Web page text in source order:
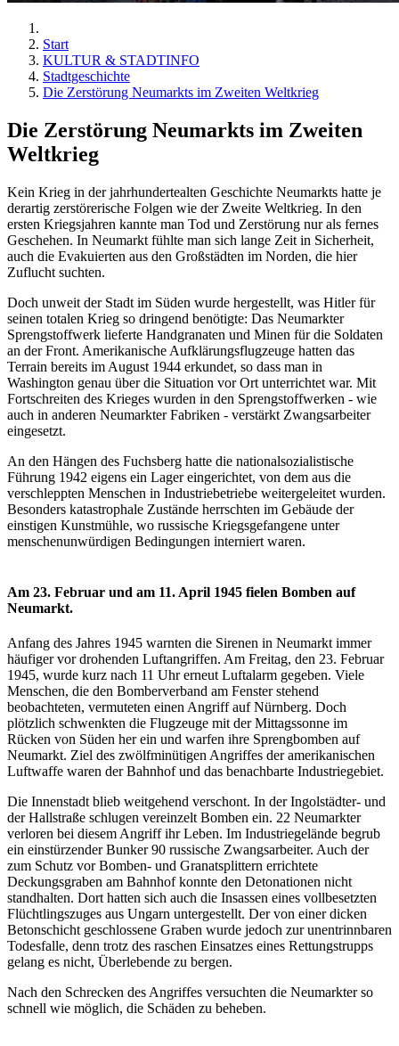
Start
KULTUR & STADTINFO
Stadtgeschichte
Die Zerstörung Neumarkts im Zweiten Weltkrieg
Die Zerstörung Neumarkts im Zweiten
Weltkrieg
Kein Krieg in der jahrhundertealten Geschichte Neumarkts hatte je
derartig zerstörerische Folgen wie der Zweite Weltkrieg. In den
ersten Kriegsjahren kannte man Tod und Zerstörung nur als fernes
Geschehen. In Neumarkt fühlte man sich lange Zeit in Sicherheit,
auch die Evakuierten aus den Großstädten im Norden, die hier
Zuflucht suchten.
Doch unweit der Stadt im Süden wurde hergestellt, was Hitler für
seinen totalen Krieg so dringend benötigte: Das Neumarkter
Sprengstoffwerk lieferte Handgranaten und Minen für die Soldaten
an der Front. Amerikanische Aufklärungsflugzeuge hatten das
Terrain bereits im August 1944 erkundet, so dass man in
Washington genau über die Situation vor Ort unterrichtet war. Mit
Fortschreiten des Krieges wurden in den Sprengstoffwerken - wie
auch in anderen Neumarkter Fabriken - verstärkt Zwangsarbeiter
eingesetzt.
An den Hängen des Fuchsberg hatte die nationalsozialistische
Führung 1942 eigens ein Lager eingerichtet, von dem aus die
verschleppten Menschen in Industriebetriebe weitergeleitet wurden.
Besonders katastrophale Zustände herrschten im Gebäude der
einstigen Kunstmühle, wo russische Kriegsgefangene unter
menschenunwürdigen Bedingungen interniert waren.
Am 23. Februar und am 11. April 1945 fielen Bomben auf
Neumarkt.
Anfang des Jahres 1945 warnten die Sirenen in Neumarkt immer
häufiger vor drohenden Luftangriffen. Am Freitag, den 23. Februar
1945, wurde kurz nach 11 Uhr erneut Luftalarm gegeben. Viele
Menschen, die den Bomberverband am Fenster stehend
beobachteten, vermuteten einen Angriff auf Nürnberg. Doch
plötzlich schwenkten die Flugzeuge mit der Mittagssonne im
Rücken von Süden her ein und warfen ihre Sprengbomben auf
Neumarkt. Ziel des zwölfminütigen Angriffes der amerikanischen
Luftwaffe waren der Bahnhof und das benachbarte Industriegebiet.
Die Innenstadt blieb weitgehend verschont. In der Ingolstädter- und
der Hallstraße schlugen vereinzelt Bomben ein. 22 Neumarkter
verloren bei diesem Angriff ihr Leben. Im Industriegelände begrub
ein einstürzender Bunker 90 russische Zwangsarbeiter. Auch der
zum Schutz vor Bomben- und Granatsplittern errichtete
Deckungsgraben am Bahnhof konnte den Detonationen nicht
standhalten. Dort hatten sich auch die Insassen eines vollbesetzten
Flüchtlingszuges aus Ungarn untergestellt. Der von einer dicken
Betonschicht geschlossene Graben wurde jedoch zur unentrinnbaren
Todesfalle, denn trotz des raschen Einsatzes eines Rettungstrupps
gelang es nicht, Überlebende zu bergen.
Nach den Schrecken des Angriffes versuchten die Neumarkter so
schnell wie möglich, die Schäden zu beheben.